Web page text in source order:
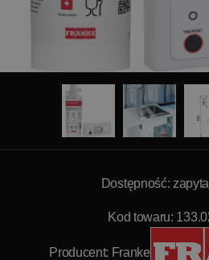
Dostępność:
Kod towaru:
Producent: Franke